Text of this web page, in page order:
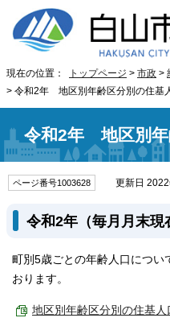
現在の位置： トップページ > 市政 >
> 令和2年 地区別年齢区分別の住基
令和2年 地区別年
ページ番号1003628 更新日 2022
令和2年（毎月月末現
町別5歳ごとの年齢人口につい
おります。
地区別年齢区分別の住基